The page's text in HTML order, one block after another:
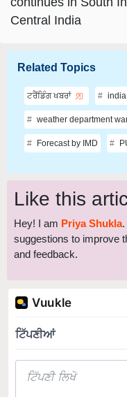
Central India
Related Topics
ਟਰੈਂਡਿੰਗ ਖਬਰਾਂ
weather department
Forecast by IMD
Like this
Hey! I am Priya Shukla.
suggestions to improve
and feedback.